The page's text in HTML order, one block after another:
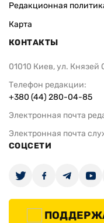
Редакционная
Карта
КОНТАКТЫ
01010 Киев, ул. Князей
Телефон редакции:
+380 (44) 280-04-85
Электронная почта
Электронная почта
СОЦСЕТИ